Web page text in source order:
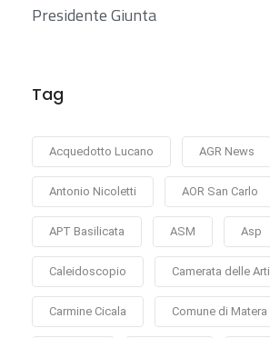
Presidente Giunta
Tag
Acquedotto Lucano AGR News
Antonio Nicoletti AOR San Carlo
APT Basilicata ASM Asp
Caleidoscopio Camerata delle Arti
Carmine Cicala Comune di Matera